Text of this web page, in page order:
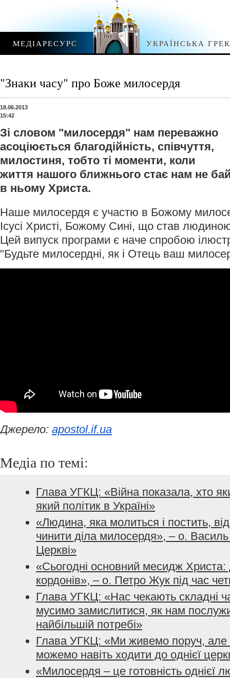
МЕДІАРЕСУРС УКРАЇНСЬКА
"Знаки часу" про Боже милосердя
18.06.2013
15:42
Зі словом "милосердя" нам переважно
асоціюється благодійність, співчуття,
милостиня, тобто ті моменти, коли
життя нашого ближнього стає нам не
в ньому Христа.
Наше милосердя є участю в Божому
Ісусі Христі, Божому Сині, що став
Цей випуск програми є наче спробою
"Будьте милосердні, як і Отець ваш
Джерело: apostol.if.ua
Медіа по темі:
Глава УГКЦ: «Війна показала, хто
який політик в Україні»
«Людина, яка молиться і постить,
чинити діла милосердя», – о. Василь
Церкві»
«Сьогодні основний месидж
кордонів», – о. Петро Жук під час
Глава УГКЦ: «Нас чекають складні
мусимо замислитися, як нам
найбільшій потребі»
Глава УГКЦ: «Ми живемо поруч, але
можемо навіть ходити до однієї
«Милосердя – це готовність однієї